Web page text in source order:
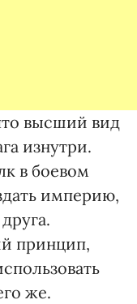
высший вид
изнутри.
в боевом
империю,
принцип,
же.